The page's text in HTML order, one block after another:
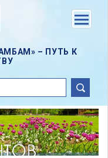
– ПУТЬ К